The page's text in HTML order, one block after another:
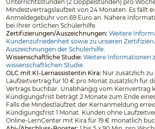
Unterrichtsstunden (2 Doppelstunden) pro
Mindestvertragslaufzeit von 24 Monaten. Es fällt
Anmeldegebühr von 69 Euro an. Nähere
bei Ihrer örtlichen Schülerhilfe.
Zertifizierungen/Auszeichnungen: Weitere
Kundenzufriedenheit sowie zu unseren
Auszeichnungen der Schülerhilfe.
Wissenschaftliche Studie: Weitere Informationen
wissenschaftlichen Studie.
OLC mit KI-Lernassistentin Kira: Nur zusätzlich
Laufzeitvertrag für 10 € pro Monat zusätzlich für
Vertrags buchbar. Unabhängig vom Kernvertrag
Kündigungsfrist beträgt 2 Monate zum Ende
Falls die Mindestlaufzeit der Kernanmeldung
Kündigungsfrist 1 Monat. Kunden ohne
Online-LernCenter mit Kira für 19 € monatlich